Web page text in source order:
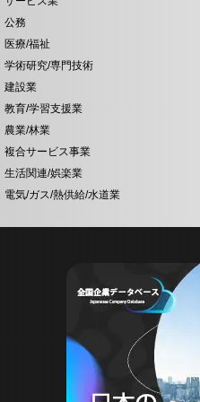
公務
医療/福祉
学術研究/専門技術
建設業
教育/学習支援業
農業/林業
複合サービス事業
生活関連/娯楽業
電気/ガス/熱供給/水道業